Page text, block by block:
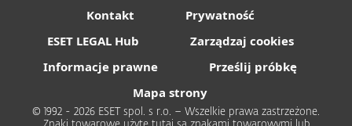
Kontakt
Prywatność
ESET LEGAL Hub
Zarządzaj cookies
Informacje prawne
Prześlij próbkę
Mapa strony
© 1992 - 2026 ESET spol. s r.o. – Wszelkie prawa zastrzeżone.